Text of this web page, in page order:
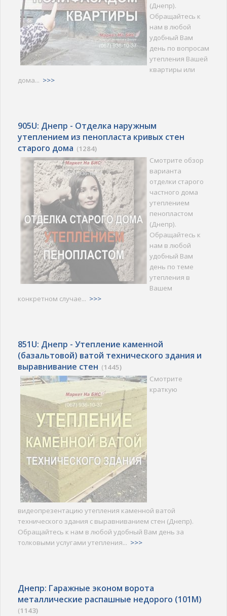
(Днепр).
Обращайтесь к
нам в любой
удобный Вам
день по вопросам
утепления Вашей
квартиры или
дома... >>>
905U: Днепр - Отделка наружным
утеплением из пенопласта кривых стен
старого дома (1284)
Смотрите обзор
варианта
отделки старого
частного дома
утеплением
пенопластом
(Днепр).
Обращайтесь к
нам в любой
удобный Вам
день по теме
утепления в
Вашем
конкретном случае... >>>
851U: Днепр - Утепление каменной
(базальтовой) ватой технического здания и
выравнивание стен (1445)
Смотрите
краткую
видеопрезентацию утепления каменной ватой
технического здания с выравниванием стен (Днепр).
Обращайтесь к нам в любой удобный Вам день за
толковыми услугами утепления... >>>
Днепр: Гаражные эконом ворота
металлические распашные недорого (101M)
(1143)